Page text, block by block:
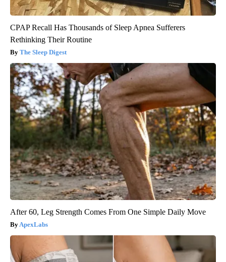
CPAP Recall Has Thousands of Sleep Apnea Sufferers
Rethinking Their Routine
The Sleep Digest
After 60, Leg Strength Comes From One Simple Daily Move
ApexLabs